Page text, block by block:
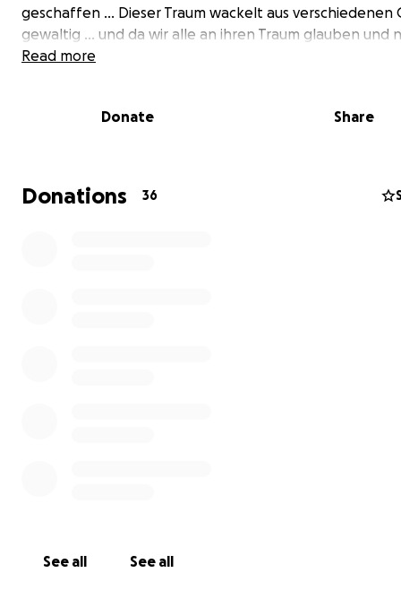
geschaffen ... Dieser Traum wackelt aus verschiedenen
gewaltig ... und da wir alle an ihren Traum glauben und
untätig dabei zugucken wollen... gibt es diese
Mitbewohner*innen zu finden ♡ Dies ist ein
Meditation, Lagerfeuer und Gartenprojekt oder
zum unbeschwerten sein, gerne auch mit der
Read more
Donate Share
Donations 36
See all See all